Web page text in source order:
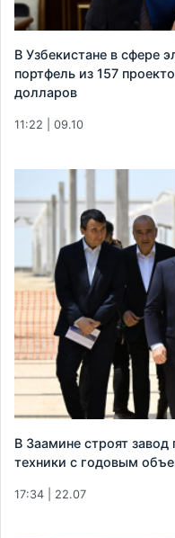
В Узбекистане в сфере
портфель из 157
долларов
11:22 | 09.10
В Заамине строят
техники с годовым
17:34 | 22.07